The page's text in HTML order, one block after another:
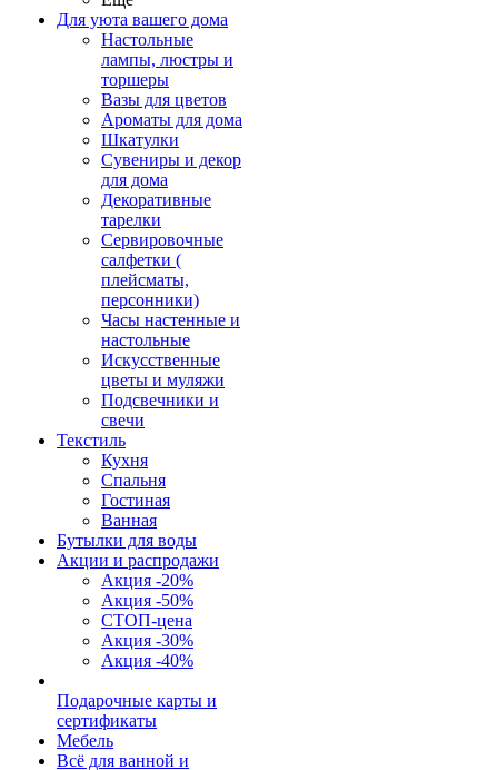
Для уюта вашего дома
Настольные
лампы, люстры и
торшеры
Вазы для цветов
Ароматы для дома
Шкатулки
Сувениры и декор
для дома
Декоративные
тарелки
Сервировочные
салфетки (
плейсматы,
персонники)
Часы настенные и
настольные
Искусственные
цветы и муляжи
Подсвечники и
свечи
Текстиль
Кухня
Спальня
Гостиная
Ванная
Бутылки для воды
Акции и распродажи
Акция -20%
Акция -50%
СТОП-цена
Акция -30%
Акция -40%
Подарочные карты и
сертификаты
Мебель
Всё для ванной и